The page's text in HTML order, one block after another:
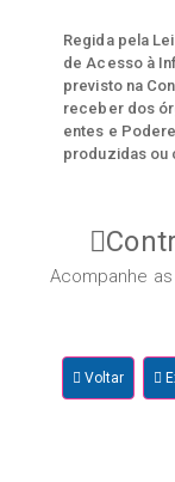
Regida pela
de Acesso à
previsto na
receber dos
entes e
produzidas ou
Acompanhe
Voltar